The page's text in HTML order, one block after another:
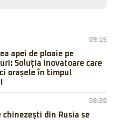
09:15
apei de ploaie pe
Soluția inovatoare care
orașele în timpul
08:20
chinezești din Rusia se